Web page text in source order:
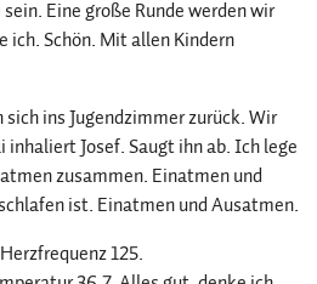
Eine große Runde werden wir
ich. Schön. Mit allen Kindern
ins Jugendzimmer zurück. Wir
inhaliert Josef. Saugt ihn ab. Ich lege
zusammen. Einatmen und
ist. Einatmen und Ausatmen.
125.